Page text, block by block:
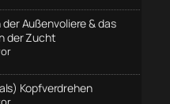
Außenvoliere & das
der Zucht
Kopfverdrehen